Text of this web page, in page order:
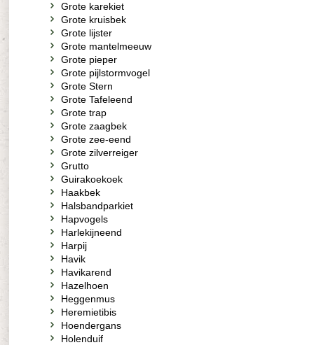
Grote karekiet
Grote kruisbek
Grote lijster
Grote mantelmeeuw
Grote pieper
Grote pijlstormvogel
Grote Stern
Grote Tafeleend
Grote trap
Grote zaagbek
Grote zee-eend
Grote zilverreiger
Grutto
Guirakoekoek
Haakbek
Halsbandparkiet
Hapvogels
Harlekijneend
Harpij
Havik
Havikarend
Hazelhoen
Heggenmus
Heremietibis
Hoendergans
Holenduif